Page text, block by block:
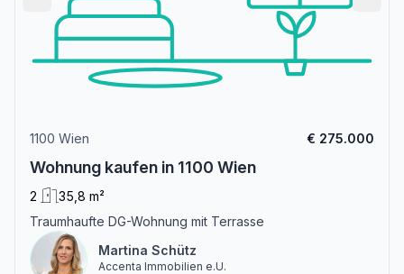
1100 Wien € 275.000
Wohnung kaufen in 1100 Wien
2
35,8 m²
Traumhaufte DG-Wohnung mit Terrasse
Martina Schütz
Accenta Immobilien e.U.